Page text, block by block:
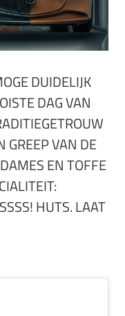
DUIDELIJK
DAG VAN
GREEP VAN DE
EN TOFFE
HUTS. LAAT